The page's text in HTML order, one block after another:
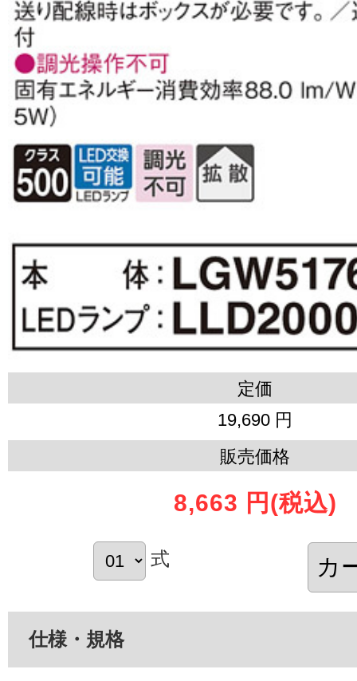
定価
19,690 円
販売価格
8,663 円 (税込)
式
仕様・規格